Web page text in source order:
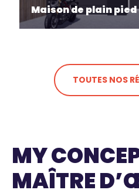
Maison de plain pied
TOUTES NOS
MY
MAÎTRE